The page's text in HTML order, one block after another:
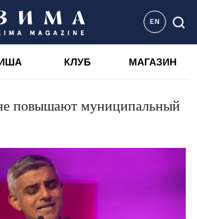
EN
КЛУБ МАГАЗИН
повышают муниципальный